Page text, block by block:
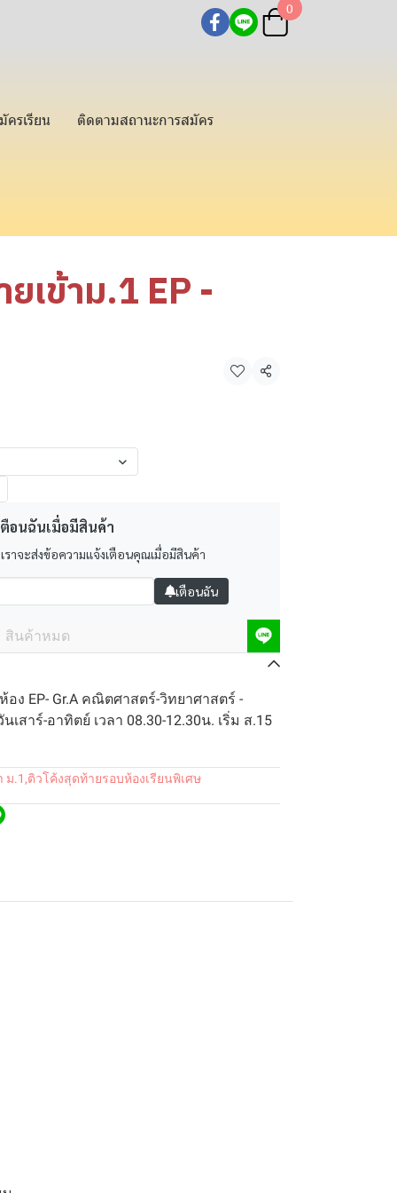
0
ครเรียน ติดตามสถานะการสมัคร
เข้าม.1 EP -
แชร์
ตือนฉันเมื่อมีสินค้า
ราจะส่งข้อความแจ้งเตือนคุณเมื่อมีสินค้า
เตือนฉัน
สินค้าหมด
ง EP- Gr.A คณิตศาสตร์-วิทยาศาสตร์ -
เสาร์-อาทิตย์ เวลา 08.30-12.30น. เริ่ม ส.15
ม.1 ,ติวโค้งสุดท้ายรอบห้องเรียนพิเศษ